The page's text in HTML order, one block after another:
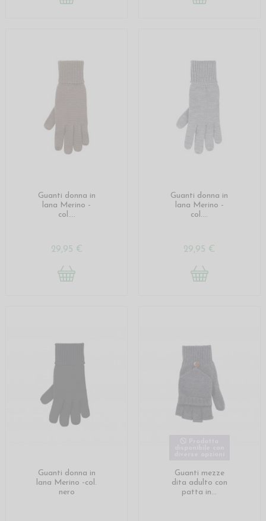
Guanti donna in
lana Merino -
col....
29,95 €
Guanti donna in
lana Merino -
col....
29,95 €
Guanti donna in
lana Merino -col.
nero
Guanti mezze
dita adulto con
patta in...